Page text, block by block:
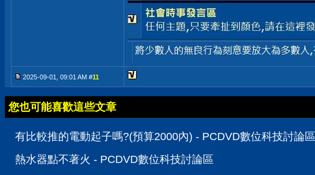
2025-09-01, 09:01 AM #11
您也可能喜歡這些文章
有比較推的電動起子嗎?(預算2000內) - PCDVD數位科技討論區
熱水器點不著火 - PCDVD數位科技討論區